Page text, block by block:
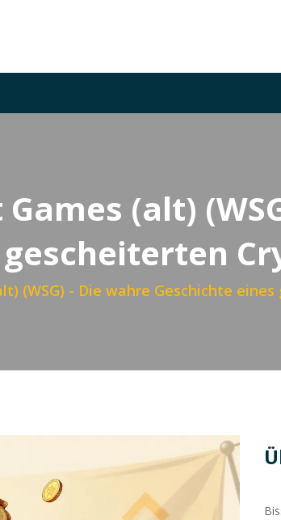
(alt)
(WSG) - Die wahre Geschichte